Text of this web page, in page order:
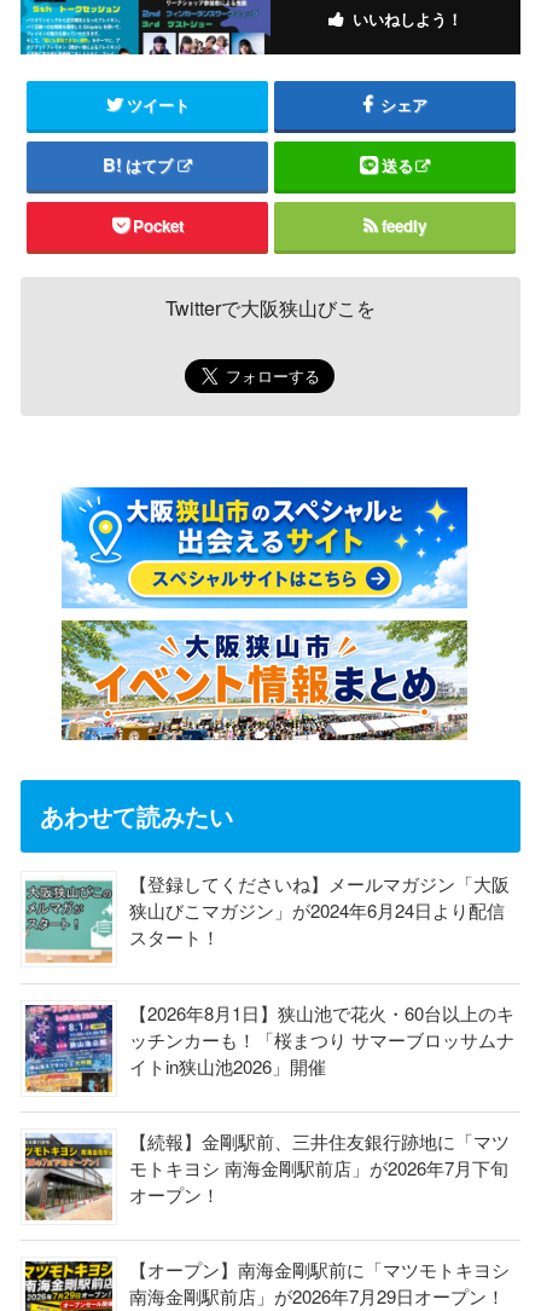
いいねしよう！
ツイート シェア
はてブ 送る
Pocket feedly
Twitterで大阪狭山びこを
あわせて読みたい
【登録してくださいね】メールマガジン「大阪
狭山びこマガジン」が2024年6月24日より配信
スタート！
【2026年8月1日】狭山池で花火・60台以上のキ
ッチンカーも！「桜まつり サマーブロッサムナ
イトin狭山池2026」開催
【続報】金剛駅前、三井住友銀行跡地に「マツ
モトキヨシ 南海金剛駅前店」が2026年7月下旬
オープン！
【オープン】南海金剛駅前に「マツモトキヨシ
南海金剛駅前店」が2026年7月29日オープン！